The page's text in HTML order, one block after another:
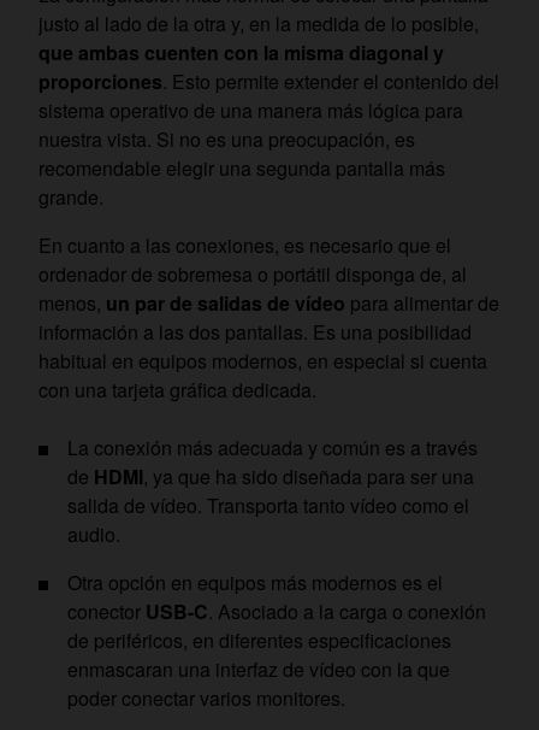
justo al lado de la otra y, en la medida de lo posible,
que ambas cuenten con la misma diagonal y
proporciones. Esto permite extender el contenido del
sistema operativo de una manera más lógica para
nuestra vista. Si no es una preocupación, es
recomendable elegir una segunda pantalla más
grande.
En cuanto a las conexiones, es necesario que el
ordenador de sobremesa o portátil disponga de, al
menos, un par de salidas de vídeo para alimentar de
información a las dos pantallas. Es una posibilidad
habitual en equipos modernos, en especial si cuenta
con una tarjeta gráfica dedicada.
La conexión más adecuada y común es a través
de HDMI, ya que ha sido diseñada para ser una
salida de vídeo. Transporta tanto vídeo como el
audio.
Otra opción en equipos más modernos es el
conector USB-C. Asociado a la carga o conexión
de periféricos, en diferentes especificaciones
enmascaran una interfaz de vídeo con la que
poder conectar varios monitores.